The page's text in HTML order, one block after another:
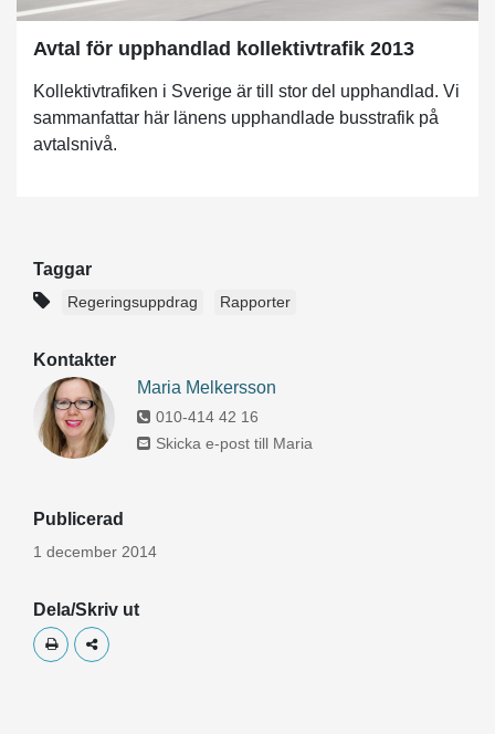
Avtal för upphandlad kollektivtrafik 2013
Kollektivtrafiken i Sverige är till stor del upphandlad. Vi
sammanfattar här länens upphandlade busstrafik på
avtalsnivå.
Taggar
Regeringsuppdrag Rapporter
Kontakter
Maria Melkersson
010-414 42 16
Skicka e-post till Maria
Publicerad
1 december 2014
Dela/Skriv ut
Skriv utDela